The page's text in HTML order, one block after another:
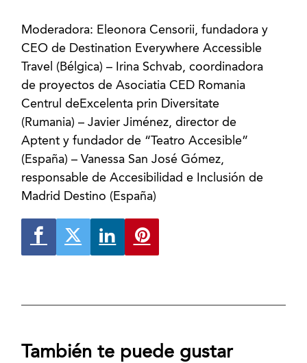
Moderadora: Eleonora Censorii, fundadora y
CEO de Destination Everywhere Accessible
Travel (Bélgica) – Irina Schvab, coordinadora
de proyectos de Asociatia CED Romania
Centrul deExcelenta prin Diversitate
(Rumania) – Javier Jiménez, director de
Aptent y fundador de “Teatro Accesible”
(España) – Vanessa San José Gómez,
responsable de Accesibilidad e Inclusión de
Madrid Destino (España)
También te puede gustar